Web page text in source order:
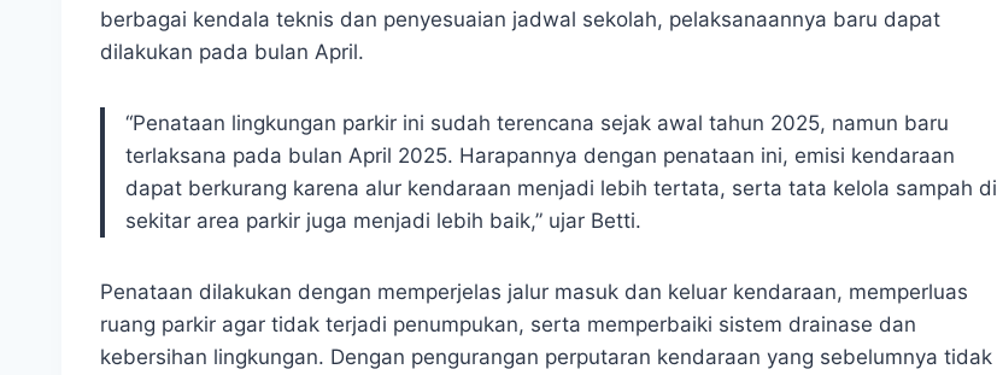
berbagai kendala teknis dan penyesuaian jadwal sekolah, pelaksanaannya baru dapat
dilakukan pada bulan April.
“Penataan lingkungan parkir ini sudah terencana sejak awal tahun 2025, namun baru
terlaksana pada bulan April 2025. Harapannya dengan penataan ini, emisi kendaraan
dapat berkurang karena alur kendaraan menjadi lebih tertata, serta tata kelola sampah di
sekitar area parkir juga menjadi lebih baik,” ujar Betti.
Penataan dilakukan dengan memperjelas jalur masuk dan keluar kendaraan, memperluas
ruang parkir agar tidak terjadi penumpukan, serta memperbaiki sistem drainase dan
kebersihan lingkungan. Dengan pengurangan perputaran kendaraan yang sebelumnya tidak